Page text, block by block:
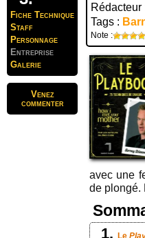
Fiche Technique
Staff
Personnage
Entreprise
Galerie
Venez
commenter
Rédacteur
Tags :
Note :
avec une
de plongé.
Le